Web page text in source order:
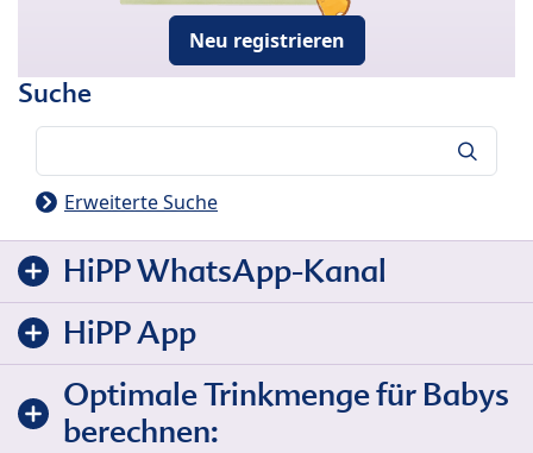
Neu registrieren
Suche
Erweiterte Suche
HiPP WhatsApp-Kanal
HiPP App
Optimale Trinkmenge für Babys
berechnen: